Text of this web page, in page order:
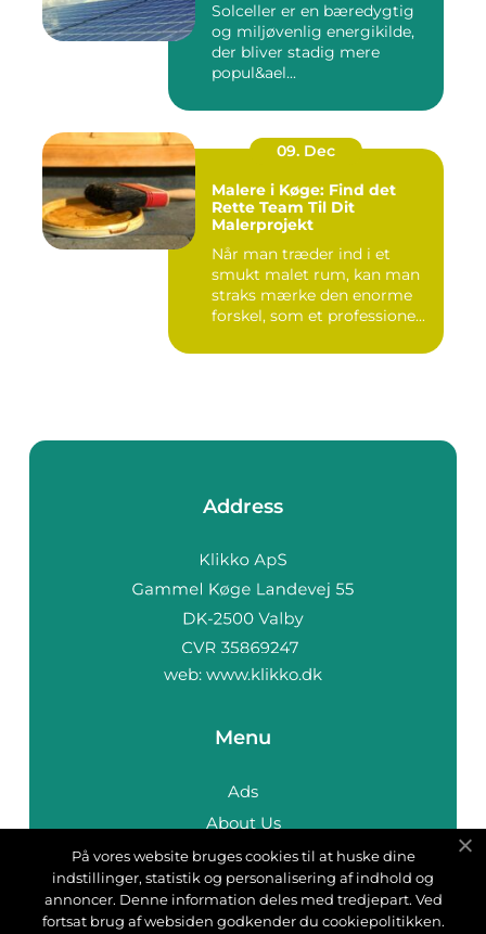
Solceller er en bæredygtig
og miljøvenlig energikilde,
der bliver stadig mere
popul&ael...
09. Dec
Malere i Køge: Find det
Rette Team Til Dit
Malerprojekt
Når man træder ind i et
smukt malet rum, kan man
straks mærke den enorme
forskel, som et professione...
Address
web: www.klikko.dk
Menu
Ads
About Us
Cookies
Contact
Sitemap
På vores website bruges cookies til at huske dine
indstillinger, statistik og personalisering af indhold og
annoncer. Denne information deles med tredjepart. Ved
fortsat brug af websiden godkender du cookiepolitikken.